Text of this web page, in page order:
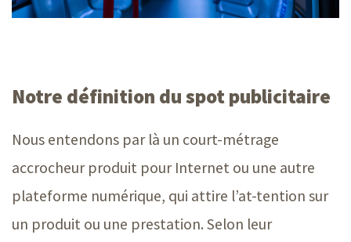
Notre définition du spot publicitaire
Nous entendons par là un court-métrage
accrocheur produit pour Internet ou une autre
plateforme numérique, qui attire l’at-tention sur
un produit ou une prestation. Selon leur